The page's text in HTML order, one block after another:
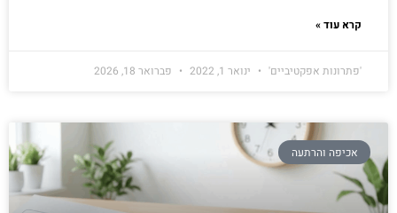
קרא עוד »
'פתרונות אפקטיביים' ינואר 1, 2022 פברואר 18, 2026
אכיפה והרתעה